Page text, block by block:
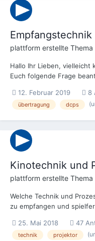
Empfangstechnik
plattform erstellte Thema
Hallo Ihr Lieben, vielleicht
Euch folgende Frage
DCPs) zu empfangen
Recherchen bin ich auf
12. Februar 2019 8
übertragung dcps
Kinotechnik und
plattform erstellte Thema
Welche Technik und
zu empfangen und
technischen
25. Mai 2018 47
technik projektor